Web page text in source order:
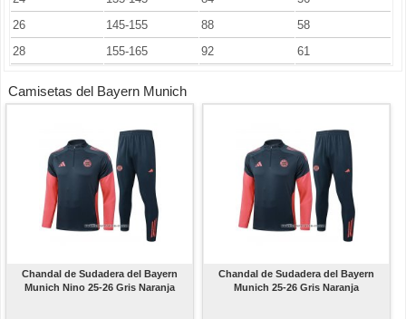
26
145-155 88
58
28
155-165 92 61
Camisetas del Bayern Munich
Chandal de Sudadera del Bayern
Munich Nino 25-26 Gris Naranja
Chandal de Sudadera del Bayern
Munich 25-26 Gris Naranja